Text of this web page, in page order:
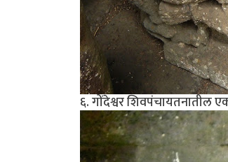
६. गोंदेश्वर शिवपंचायतनातील